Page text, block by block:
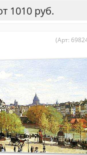
1010 руб.
(Арт: